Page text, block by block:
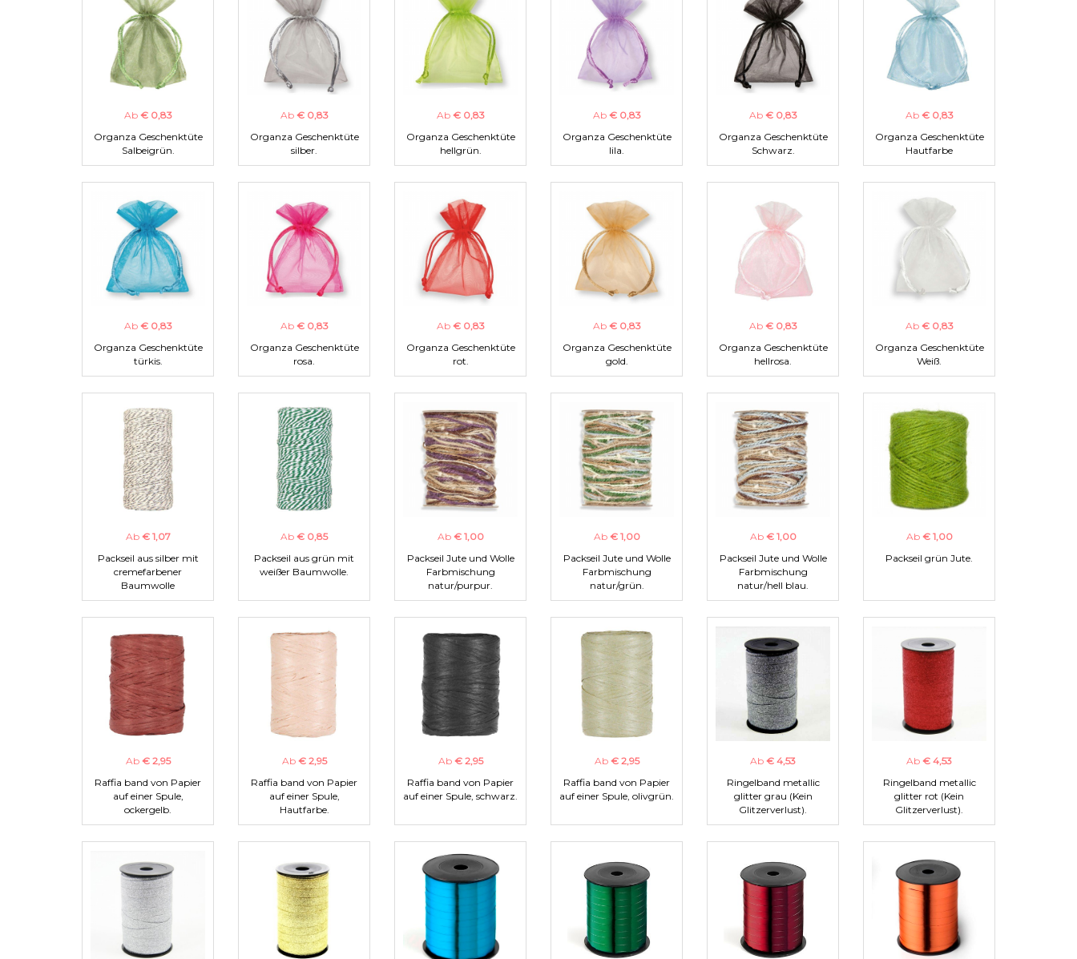
Ab € 0,83
Organza Geschenktüte
Salbeigrün.
Ab € 0,83
Organza Geschenktüte
silber.
Ab € 0,83
Organza Geschenktüte
hellgrün.
Ab € 0,83
Organza Geschenktüte
lila.
Ab € 0,83
Organza Geschenktüte
Schwarz.
Ab € 0,83
Organza Geschenktüte
Hautfarbe
Ab € 0,83
Organza Geschenktüte
türkis.
Ab € 0,83
Organza Geschenktüte
rosa.
Ab € 0,83
Organza Geschenktüte
rot.
Ab € 0,83
Organza Geschenktüte
gold.
Ab € 0,83
Organza Geschenktüte
hellrosa.
Ab € 0,83
Organza Geschenktüte
Weiß.
Ab € 1,07
Packseil aus silber mit
cremefarbener
Baumwolle
Ab € 0,85
Packseil aus grün mit
weißer Baumwolle.
Ab € 1,00
Packseil Jute und Wolle
Farbmischung
natur/purpur.
Ab € 1,00
Packseil Jute und Wolle
Farbmischung
natur/grün.
Ab € 1,00
Packseil Jute und Wolle
Farbmischung
natur/hell blau.
Ab € 1,00
Packseil grün Jute.
Ab € 2,95
Raffia band von Papier
auf einer Spule,
ockergelb.
Ab € 2,95
Raffia band von Papier
auf einer Spule,
Hautfarbe.
Ab € 2,95
Raffia band von Papier
auf einer Spule, schwarz.
Ab € 2,95
Raffia band von Papier
auf einer Spule, olivgrün.
Ab € 4,53
Ringelband metallic
glitter grau (Kein
Glitzerverlust).
Ab € 4,53
Ringelband metallic
glitter rot (Kein
Glitzerverlust).